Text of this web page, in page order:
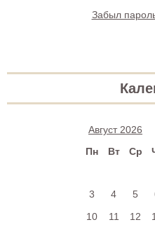
Забыл
Август 2026
Пн Вт Ср
3
4 5
10
11 12